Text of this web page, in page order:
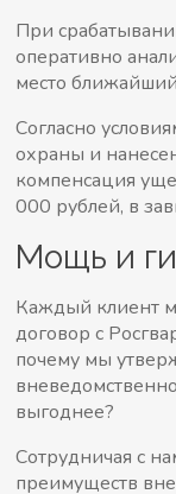
При
оперативно
место
Согласно
охраны и
компенсация
000 рублей, в
Мощь и
Каждый клиент
договор с
почему мы
выгоднее?
Сотрудничая с
преимуществ